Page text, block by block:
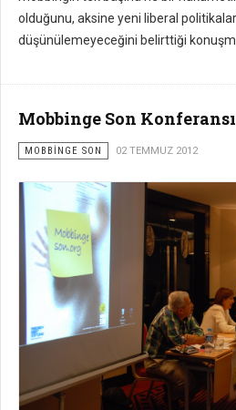
olduğunu, aksine yeni liberal
düşünülemeyeceğini belirttiği
Mobbinge Son
MOBBİNGE SON 02 TEMMUZ 2012